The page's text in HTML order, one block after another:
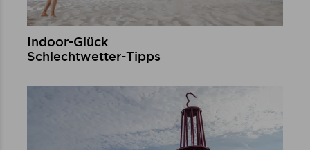
Indoor-Glück
Schlechtwetter-Tipps